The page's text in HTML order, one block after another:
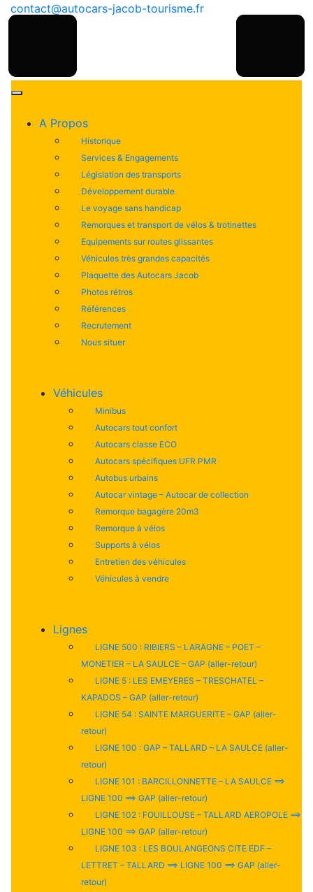
contact@autocars-jacob-tourisme.fr
A Propos
Historique
Services & Engagements
Législation des transports
Développement durable
Le voyage sans handicap
Remorques et transport de vélos & trotinettes
Equipements sur routes glissantes
Véhicules très grandes capacités
Plaquette des Autocars Jacob
Photos rétros
Références
Recrutement
Nous situer
Véhicules
Minibus
Autocars tout confort
Autocars classe ECO
Autocars spécifiques UFR PMR
Autobus urbains
Autocar vintage – Autocar de collection
Remorque bagagère 20m3
Remorque à vélos
Supports à vélos
Entretien des véhicules
Véhicules à vendre
Lignes
LIGNE 500 : RIBIERS – LARAGNE – POET –
MONETIER – LA SAULCE – GAP (aller-retour)
LIGNE 5 : LES EMEYERES – TRESCHATEL –
KAPADOS – GAP (aller-retour)
LIGNE 54 : SAINTE MARGUERITE – GAP (aller-
retour)
LIGNE 100 : GAP – TALLARD – LA SAULCE (aller-
retour)
LIGNE 101 : BARCILLONNETTE – LA SAULCE ==>
LIGNE 100 ==> GAP (aller-retour)
LIGNE 102 : FOUILLOUSE – TALLARD AEROPOLE ==>
LIGNE 100 ==> GAP (aller-retour)
LIGNE 103 : LES BOULANGEONS CITE EDF –
LETTRET – TALLARD ==> LIGNE 100 ==> GAP (aller-
retour)